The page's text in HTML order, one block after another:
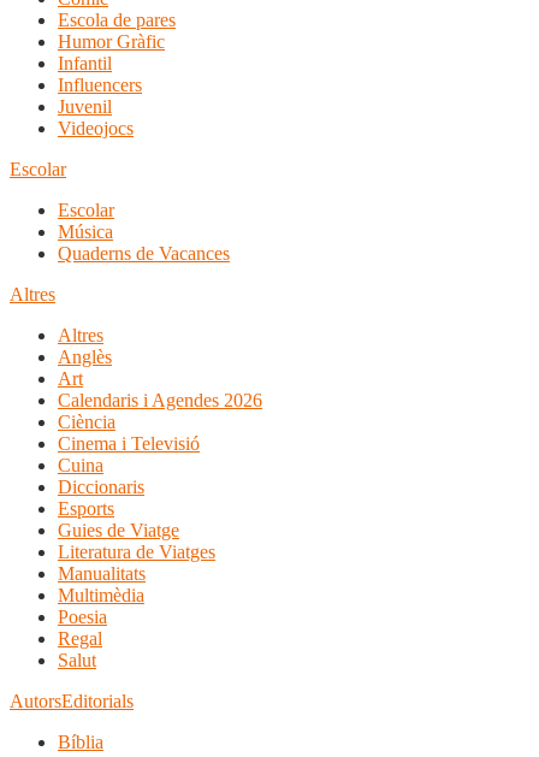
Escola de pares
Humor Gràfic
Infantil
Influencers
Juvenil
Videojocs
Escolar
Escolar
Música
Quaderns de Vacances
Altres
Altres
Anglès
Art
Calendaris i Agendes 2026
Ciència
Cinema i Televisió
Cuina
Diccionaris
Esports
Guies de Viatge
Literatura de Viatges
Manualitats
Multimèdia
Poesia
Regal
Salut
AutorsEditorials
Bíblia